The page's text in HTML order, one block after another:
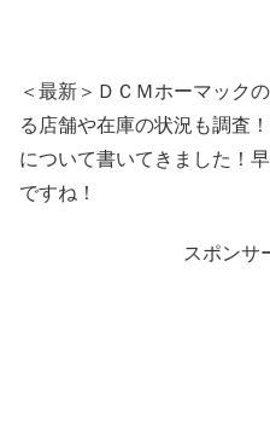
＜最新＞ＤＣＭホーマック
る店舗や在庫の状況も調査！
について書いてきました！
ですね！
スポンサ